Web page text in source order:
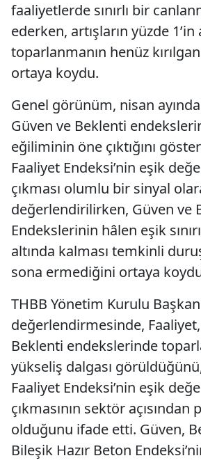
faaliyetlerde sınırlı bir
ederken, artışların yüzde 1’in
toparlanmanın henüz
ortaya koydu.
Genel görünüm, nisan
Güven ve Beklenti
eğiliminin öne çıktığını
Faaliyet Endeksi’nin eşik
çıkması olumlu bir sinyal
değerlendirilirken, Güven ve
Endekslerinin hâlen eşik
altında kalması temkinli
sona ermediğini ortaya
THBB Yönetim Kurulu
değerlendirmesinde,
Beklenti endekslerinde
yükseliş dalgası
Faaliyet Endeksi’nin eşik
çıkmasının sektör
olduğunu ifade etti. Güven,
Bileşik Hazır Beton